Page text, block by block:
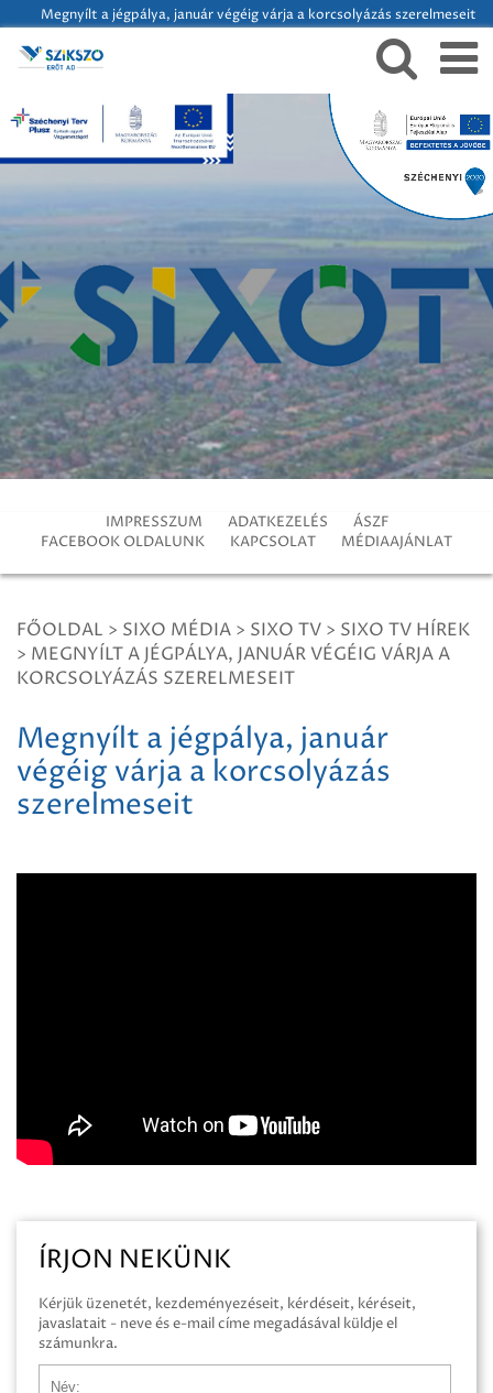
Megnyílt a jégpálya, január végéig várja a korcsolyázás szerelmeseit
IMPRESSZUM ADATKEZELÉS
ÁSZF
FACEBOOK OLDALUNK
KAPCSOLAT MÉDIAAJÁNLAT
FŐOLDAL > SIXO MÉDIA > SIXO TV > SIXO TV HÍREK
> MEGNYÍLT A JÉGPÁLYA, JANUÁR VÉGÉIG VÁRJA A
KORCSOLYÁZÁS SZERELMESEIT
Megnyílt a jégpálya, január
végéig várja a korcsolyázás
szerelmeseit
ÍRJON NEKÜNK
Kérjük üzenetét, kezdeményezéseit, kérdéseit, kéréseit,
javaslatait - neve és e-mail címe megadásával küldje el
számunkra.